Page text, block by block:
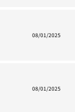
08/01/2025
08/01/2025